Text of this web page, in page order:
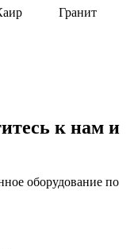
Гранит
к нам и
оборудование по